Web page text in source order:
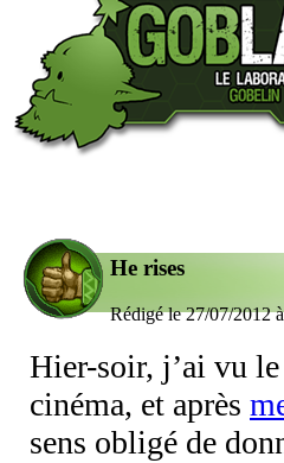
He rises
Rédigé le 27/07/2012
Hier-soir, j’ai vu
cinéma, et après
sens obligé de